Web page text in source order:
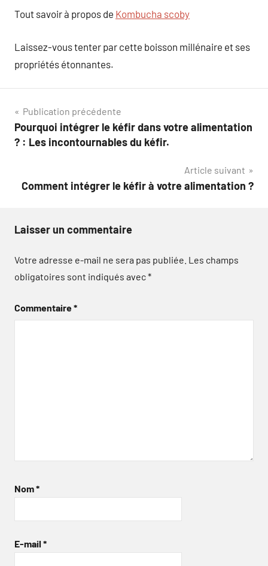
Tout savoir à propos de Kombucha scoby
Laissez-vous tenter par cette boisson millénaire et ses
propriétés étonnantes.
Navigation
de
Publication précédente
Pourquoi intégrer le kéfir dans votre alimentation
? : Les incontournables du kéfir.
Article suivant
Comment intégrer le kéfir à votre alimentation ?
Laisser un commentaire
Votre adresse e-mail ne sera pas publiée. Les champs
obligatoires sont indiqués avec*
Commentaire*
Nom*
E-mail *